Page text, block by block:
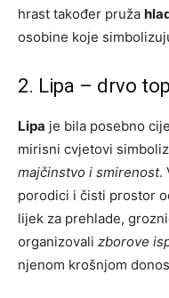
hrast također pruža
osobine koje
2. Lipa – drvo
Lipa je bila posebno
mirisni cvjetovi
majčinstvo i smirenost.
porodici i čisti prostor
lijek za prehlade,
organizovali zborove
njenom krošnjom